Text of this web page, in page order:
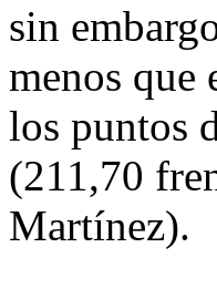
sin
menos que
los puntos
(211,70
Martínez).